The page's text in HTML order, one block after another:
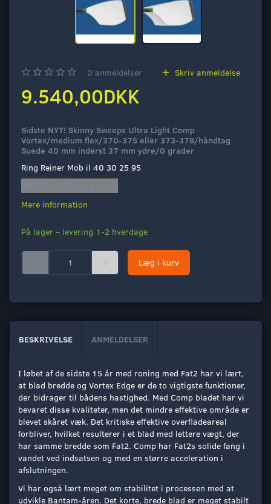
0 anmeldelser Skriv anmeldelse
9.540,00DKK
Sidste NYT! Skinny Sweeps Ultra Light Comp
Vortex/medium flex/370-375 eller 373-378/håndtag
Suede 40 mm inderst 37 mm ydre/0 grader
Ring Reiner Mob il 40 30 25 95
NB! Bestillings vare
Mere information
På lager – levering 1-2 hverdage
Læg i kurv
BESKRIVELSE ANMELDELSER
I løbet af de sidste 15 år med roning med Fat2 har vi lært,
at blad bredde og Vortex Edge er de to vigtigste funktioner,
der bidrager til bådens hastighed. Med Comp bladet har vi
bevaret disse kvaliteter, men det mindre effektive område er
blevet skåret væk. Det kritiske effektive overfladeareal
forbliver, hvilket resulterer i et blad med lettere vægt, der
har samme bredde som Fat2. Comp har Fat2s solide fang i
vandet ved indsatsen og med en større acceleration i
afslutningen.
Vi har også lært meget om stabilitet i processen med at
udvikle Bantam-åren. Det korte, brede blad er meget stabilt